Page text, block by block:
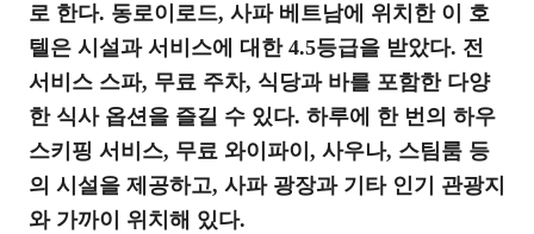
로 한다. 동로이로드, 사파 베트남에 위치한 이 호
텔은 시설과 서비스에 대한 4.5등급을 받았다. 전
서비스 스파, 무료 주차, 식당과 바를 포함한 다양
한 식사 옵션을 즐길 수 있다. 하루에 한 번의 하우
스키핑 서비스, 무료 와이파이, 사우나, 스팀룸 등
의 시설을 제공하고, 사파 광장과 기타 인기 관광지
와 가까이 위치해 있다.